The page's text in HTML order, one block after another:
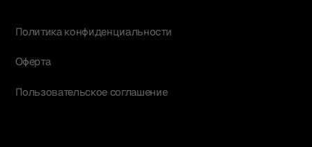
Политика конфиденциальности
Оферта
Пользовательское соглашение